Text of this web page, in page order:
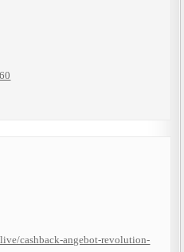
cashback-angebot-revolution-